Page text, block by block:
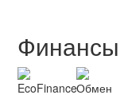
Финансы